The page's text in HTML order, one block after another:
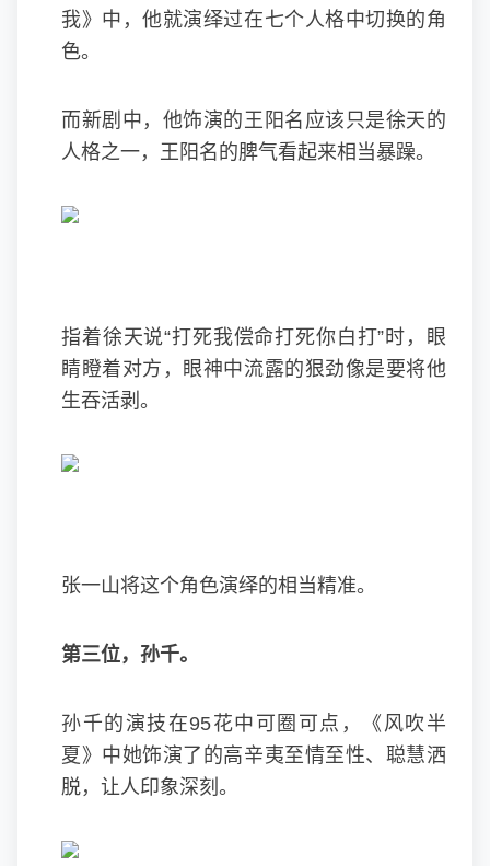
我》中，他就演绎过在七个人格中切换的角
色。
而新剧中，他饰演的王阳名应该只是徐天的
人格之一，王阳名的脾气看起来相当暴躁。
指着徐天说“打死我偿命打死你白打”时，眼
睛瞪着对方，眼神中流露的狠劲像是要将他
生吞活剥。
张一山将这个角色演绎的相当精准。
第三位，孙千。
孙千的演技在95花中可圈可点，《风吹半
夏》中她饰演了的高辛夷至情至性、聪慧洒
脱，让人印象深刻。